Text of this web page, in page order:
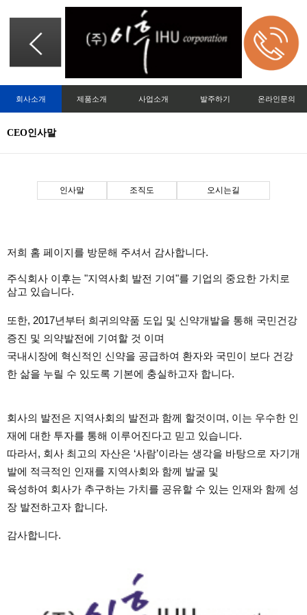
회사소개 제품소개 사업소개 발주하기 온라인문의
CEO인사말
인사말 조직도 오시는길
저희 홈 페이지를 방문해 주셔서 감사합니다.
주식회사 이후는 "지역사회 발전 기여"를 기업의 중요한 가치로
삼고 있습니다.
또한, 2017년부터 희귀의약품 도입 및 신약개발을 통해 국민건강
증진 및 의약발전에 기여할 것 이며
국내시장에 혁신적인 신약을 공급하여 환자와 국민이 보다 건강
한 삶을 누릴 수 있도록 기본에 충실하고자 합니다.
회사의 발전은 지역사회의 발전과 함께 할것이며, 이는 우수한 인
재에 대한 투자를 통해 이루어진다고 믿고 있습니다.
따라서, 회사 최고의 자산은 ‘사람’이라는 생각을 바탕으로 자기개
발에 적극적인 인재를 지역사회와 함께 발굴 및
육성하여 회사가 추구하는 가치를 공유할 수 있는 인재와 함께 성
장 발전하고자 합니다.
감사합니다.